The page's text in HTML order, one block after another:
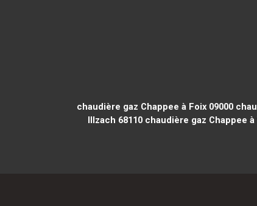
chaudière gaz Chappee à Foix 09000
Illzach 68110 chaudière gaz Chappee